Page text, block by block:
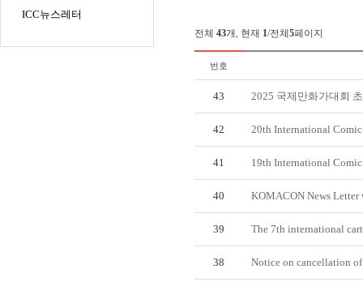
ICC뉴스레터
전체 43개, 현재 1/전체 5페이지
번호
43 2025 국제만화가대회
42 20th International
41 19th International
40 KOMACON News Letter
39 The 7th international
38 Notice on cancellation